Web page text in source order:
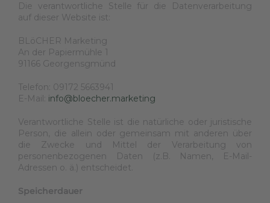
Die verantwortliche Stelle für die Datenverarbeitung
auf dieser Website ist:
BLöCHER Marketing
An der Papiermühle 1
91166 Georgensgmünd
Telefon: 09172 5663941
E-Mail: info@bloecher.marketing
Verantwortliche Stelle ist die natürliche oder juristische
Person, die allein oder gemeinsam mit anderen über
die Zwecke und Mittel der Verarbeitung von
personenbezogenen Daten (z.B. Namen, E-Mail-
Adressen o. ä.) entscheidet.
Speicherdauer